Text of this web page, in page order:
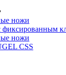
ножи
ножи
CSS